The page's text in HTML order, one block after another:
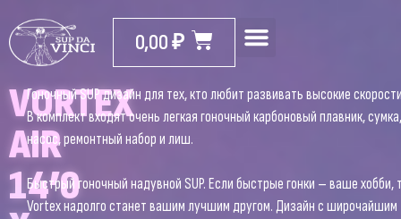
0,00₽
VORTEX
AIR
14’0
Гоночный SUP дизайн для тех, кто любит развивать высокие
В комплект входят очень легкая гоночный карбоновый плавник, сумка,
насос, ремонтный набор и лиш.
Быстрый гоночный надувной SUP. Если быстрые гонки – ваше хобби,
Vortex надолго станет вашим лучшим другом. Дизайн с широчайшим